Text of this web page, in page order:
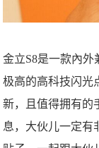
金立S8是一款內
极高的高科技闪光
新，且值得拥有的
息，大伙儿一定有